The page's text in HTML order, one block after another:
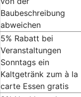
Baubeschreibung
abweichen
5% Rabatt bei
Veranstaltungen
Sonntags ein
Kaltgetränk zum à la
carte Essen gratis